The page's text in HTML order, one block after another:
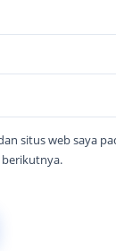
situs web saya